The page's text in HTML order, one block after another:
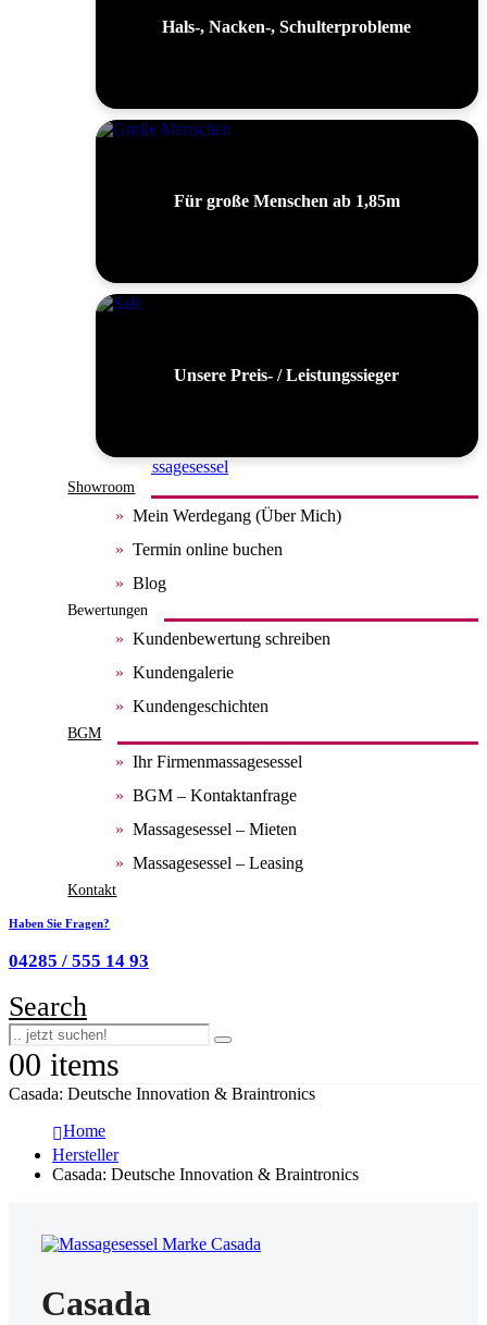
Hals-, Nacken-, Schulterprobleme
Für große Menschen ab 1,85m
Unsere Preis- / Leistungssieger
Alle Massagesessel
Showroom
Mein Werdegang (Über Mich)
Termin online buchen
Blog
Bewertungen
Kundenbewertung schreiben
Kundengalerie
Kundengeschichten
BGM
Ihr Firmenmassagesessel
BGM – Kontaktanfrage
Massagesessel – Mieten
Massagesessel – Leasing
Kontakt
Haben Sie Fragen?
04285 / 555 14 93
Search
00 items
Casada: Deutsche Innovation & Braintronics
Home
Hersteller
Casada: Deutsche Innovation & Braintronics
Casada